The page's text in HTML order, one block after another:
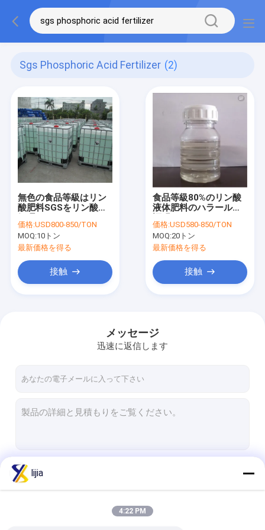
Sgs Phosphoric Acid Fertilizer (2)
無色の食品等級はリン
酸肥料SGSをリン酸で
価格:USD800-850/TON
MOQ:10トン
最新価格を得る
接触
食品等級80%のリン酸
液体肥料のハラールの
価格:USD580-850/TON
MOQ:20トン
最新価格を得る
接触
メッセージ
迅速に返信します
lijia
4:22 PM